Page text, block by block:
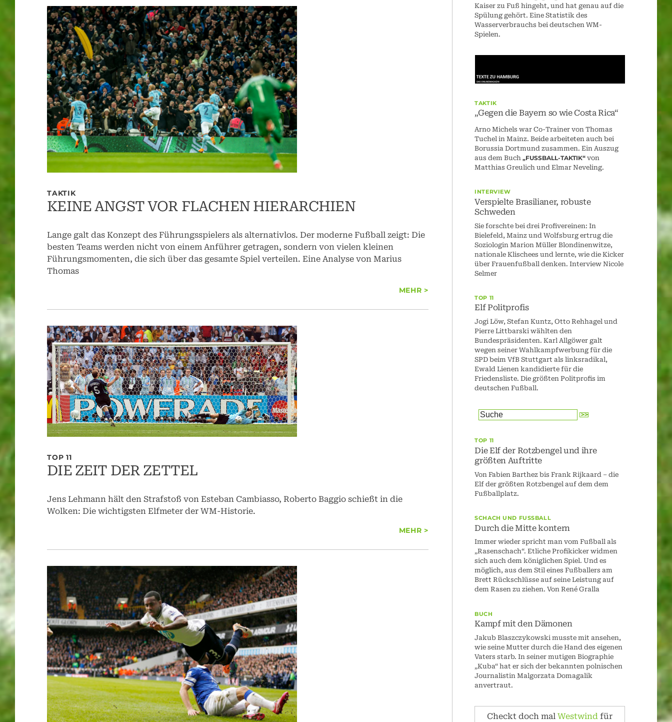
TAKTIK
KEINE ANGST VOR FLACHEN HIERARCHIEN
Lange galt das Konzept des Führungsspielers als alternativlos. Der moderne Fußball zeigt: Die
besten Teams werden nicht von einem Anführer getragen, sondern von vielen kleinen
Führungsmomenten, die sich über das gesamte Spiel verteilen. Eine Analyse von Marius
Thomas
MEHR >
TOP 11
DIE ZEIT DER ZETTEL
Jens Lehmann hält den Strafstoß von Esteban Cambiasso, Roberto Baggio schießt in die
Wolken: Die wichtigsten Elfmeter der WM-Historie.
MEHR >
Kaiser zu Fuß hingeht, und hat genau auf die
Spülung gehört. Eine Statistik des
Wasserverbrauchs bei deutschen WM-
Spielen.
TAKTIK
„Gegen die Bayern so wie Costa Rica“
Arno Michels war Co-Trainer von Thomas
Tuchel in Mainz. Beide arbeiteten auch bei
Borussia Dortmund zusammen. Ein Auszug
aus dem Buch„FUSSBALL-TAKTIK“ von
Matthias Greulich und Elmar Neveling.
INTERVIEW
Verspielte Brasilianer, robuste
Schweden
Sie forschte bei drei Profivereinen: In
Bielefeld, Mainz und Wolfsburg ertrug die
Soziologin Marion Müller Blondinenwitze,
nationale Klischees und lernte, wie die Kicker
über Frauenfußball denken. Interview Nicole
Selmer
TOP 11
Elf Politprofis
Jogi Löw, Stefan Kuntz, Otto Rehhagel und
Pierre Littbarski wählten den
Bundespräsidenten. Karl Allgöwer galt
wegen seiner Wahlkampfwerbung für die
SPD beim VfB Stuttgart als linksradikal,
Ewald Lienen kandidierte für die
Friedensliste. Die größten Politprofis im
deutschen Fußball.
TOP 11
Die Elf der Rotzbengel und ihre
größten Auftritte
Von Fabien Barthez bis Frank Rijkaard – die
Elf der größten Rotzbengel auf dem dem
Fußballplatz.
SCHACH UND FUSSBALL
Durch die Mitte kontern
Immer wieder spricht man vom Fußball als
„Rasenschach“. Etliche Profikicker widmen
sich auch dem königlichen Spiel. Und es
möglich, aus dem Stil eines Fußballers am
Brett Rückschlüsse auf seine Leistung auf
dem Rasen zu ziehen. Von René Gralla
BUCH
Kampf mit den Dämonen
Jakub Blaszczykowski musste mit ansehen,
wie seine Mutter durch die Hand des eigenen
Vaters starb. In seiner mutigen Biographie
„Kuba“ hat er sich der bekannten polnischen
Journalistin Malgorzata Domagalik
anvertraut.
Checkt doch malWestwind für